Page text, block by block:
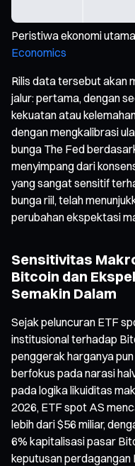
Peristiwa ekonomi
Economics
Rilis data tersebut akan
jalur: pertama, dengan
kekuatan atau
dengan mengkalibrasi
bunga The Fed
menyimpang dari
yang sangat sensitif
bunga riil, telah
perubahan ekspektasi
Sensitivitas
Bitcoin dan
Semakin Dalam
Sejak peluncuran ETF
institusional terhadap
penggerak harganya
berfokus pada narasi
pada logika likuiditas
2026, ETF spot AS
lebih dari $56 miliar,
6% kapitalisasi pasar
keputusan